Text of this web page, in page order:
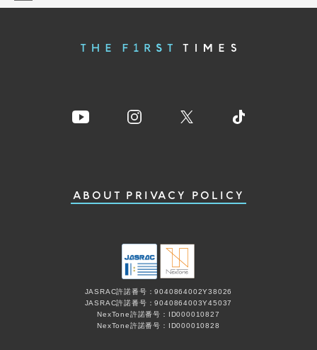
ABOUT PRIVACY POLICY
JASRAC許諾番号：9040864002Y38026
JASRAC許諾番号：9040864003Y45037
NexTone許諾番号：ID000010827
NexTone許諾番号：ID000010828